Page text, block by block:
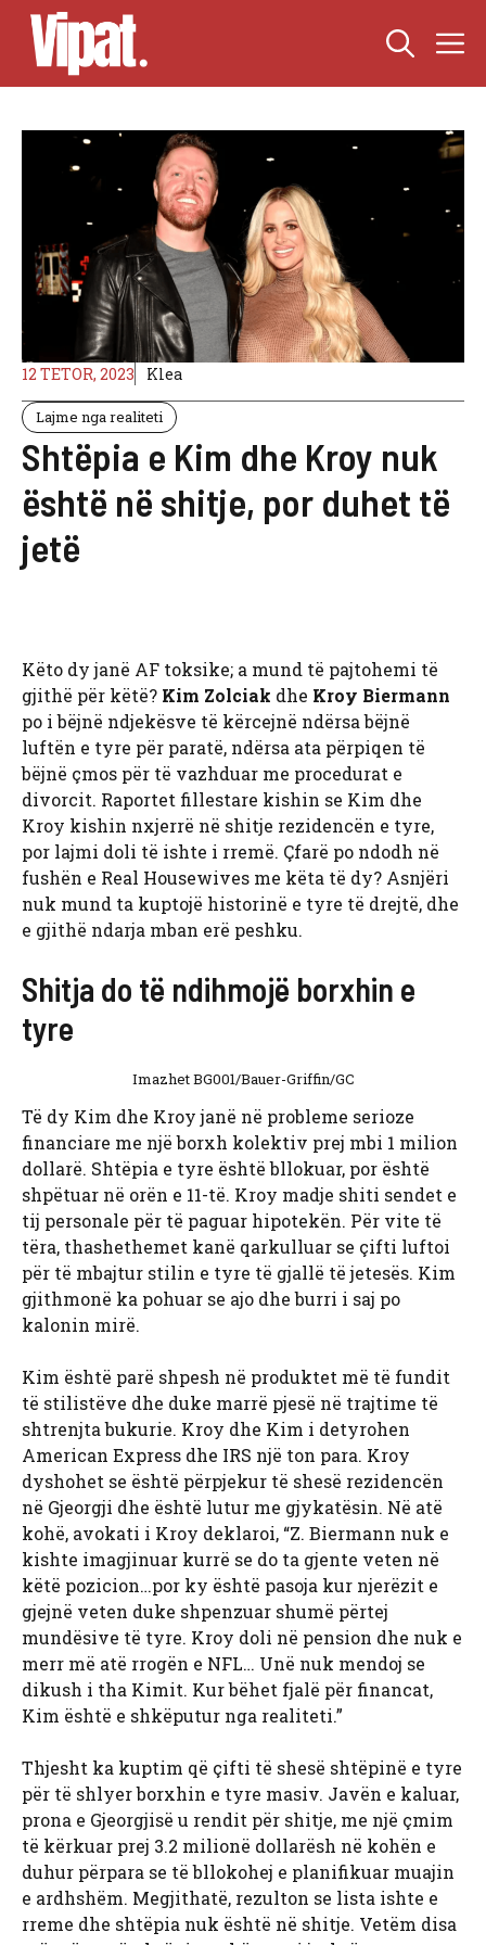
Skip
content
12 TETOR, 2023 Klea
Lajme nga realiteti
Shtëpia e Kim dhe Kroy nuk
është në shitje, por duhet të
jetë
Këto dy janë AF toksike; a mund të pajtohemi të
gjithë për këtë? Kim Zolciak dhe Kroy Biermann
po i bëjnë ndjekësve të kërcejnë ndërsa bëjnë
luftën e tyre për paratë, ndërsa ata përpiqen të
bëjnë çmos për të vazhduar me procedurat e
divorcit. Raportet fillestare kishin se Kim dhe
Kroy kishin nxjerrë në shitje rezidencën e tyre,
por lajmi doli të ishte i rremë. Çfarë po ndodh në
fushën e Real Housewives me këta të dy? Asnjëri
nuk mund ta kuptojë historinë e tyre të drejtë, dhe
e gjithë ndarja mban erë peshku.
Shitja do të ndihmojë borxhin e
tyre
Imazhet BG001/Bauer-Griffin/GC
Të dy Kim dhe Kroy janë në probleme serioze
financiare me një borxh kolektiv prej mbi 1 milion
dollarë. Shtëpia e tyre është bllokuar, por është
shpëtuar në orën e 11-të. Kroy madje shiti sendet e
tij personale për të paguar hipotekën. Për vite të
tëra, thashethemet kanë qarkulluar se çifti luftoi
për të mbajtur stilin e tyre të gjallë të jetesës. Kim
gjithmonë ka pohuar se ajo dhe burri i saj po
kalonin mirë.
Kim është parë shpesh në produktet më të fundit
të stilistëve dhe duke marrë pjesë në trajtime të
shtrenjta bukurie. Kroy dhe Kim i detyrohen
American Express dhe IRS një ton para. Kroy
dyshohet se është përpjekur të shesë rezidencën
në Gjeorgji dhe është lutur me gjykatësin. Në atë
kohë, avokati i Kroy deklaroi, “Z. Biermann nuk e
kishte imagjinuar kurrë se do ta gjente veten në
këtë pozicion…por ky është pasoja kur njerëzit e
gjejnë veten duke shpenzuar shumë përtej
mundësive të tyre. Kroy doli në pension dhe nuk e
merr më atë rrogën e NFL… Unë nuk mendoj se
dikush i tha Kimit. Kur bëhet fjalë për financat,
Kim është e shkëputur nga realiteti.”
Thjesht ka kuptim që çifti të shesë shtëpinë e tyre
për të shlyer borxhin e tyre masiv. Javën e kaluar,
prona e Gjeorgjisë u rendit për shitje, me një çmim
të kërkuar prej 3.2 milionë dollarësh në kohën e
duhur përpara se të bllokohej e planifikuar muajin
e ardhshëm. Megjithatë, rezulton se lista ishte e
rreme dhe shtëpia nuk është në shitje. Vetëm disa